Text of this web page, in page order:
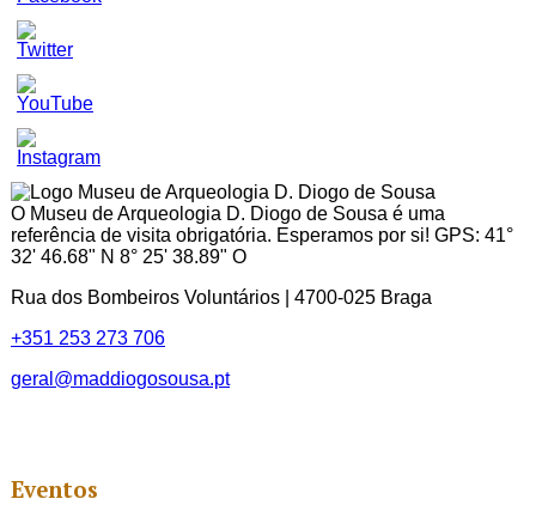
Set
Youtube
Channel
ID
O Museu de Arqueologia D. Diogo de Sousa é uma
referência de visita obrigatória. Esperamos por si! GPS: 41°
32' 46.68" N 8° 25' 38.89" O
Rua dos Bombeiros Voluntários | 4700-025 Braga
+351 253 273 706
geral@maddiogosousa.pt
Eventos